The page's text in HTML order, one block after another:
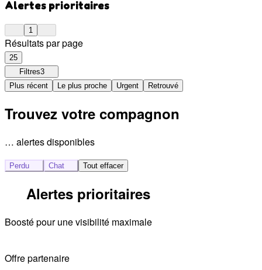
Alertes prioritaires
1
Résultats par page
25
Filtres3
Plus récent
Le plus proche Urgent Retrouvé
Trouvez votre compagnon
… alertes disponibles
Perdu Chat Tout effacer
Alertes prioritaires
Boosté pour une visibilité maximale
Offre partenaire